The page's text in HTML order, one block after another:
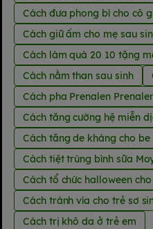
Cách đưa phong bì cho cô
Cách giữ ấm cho mẹ sau
Cách làm quà 20 10 tặng
Cách nằm than sau sinh
Cách pha Prenalen
Cách tăng cường hệ miễn
Cách tăng de kháng cho be
Cách tiệt trùng bình sữa
Cách tổ chức halloween
Cách tránh vía cho trẻ sơ
Cách trị khô da ở trẻ em